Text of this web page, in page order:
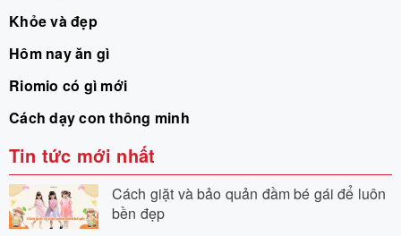
Khỏe và đẹp
Hôm nay ăn gì
Riomio có gì mới
Cách dạy con thông minh
Tin tức mới nhất
Cách giặt và bảo quản đầm bé gái để luôn
bền đẹp